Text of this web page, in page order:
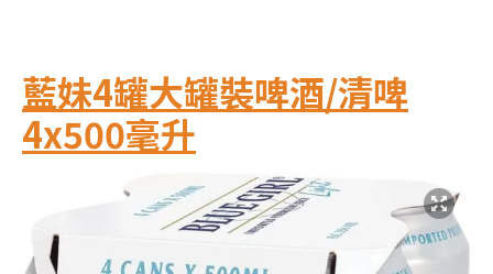
藍妹4罐大罐裝啤酒/清啤
4x500毫升